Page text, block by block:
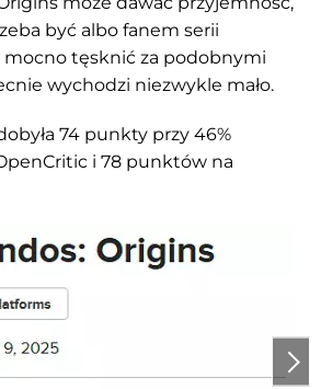
być albo fanem serii
mocno tęsknić za podobnymi
wychodzi niezwykle mało.
74 punkty przy 46%
i 78 punktów na